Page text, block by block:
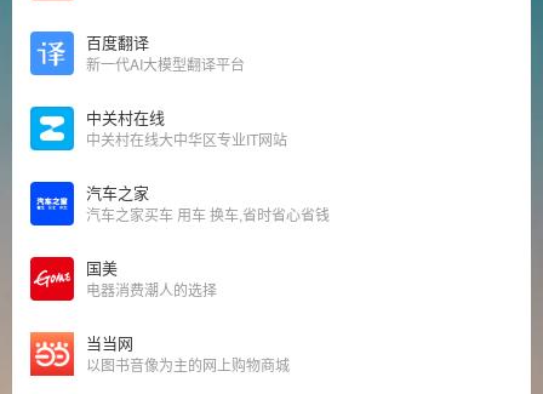
百度翻译
新一代AI大模型翻译平台
中关村在线
中关村在线大中华区专业IT网站
汽车之家
汽车之家买车 用车 换车,省时省心省钱
国美
电器消费潮人的选择
当当网
以图书音像为主的网上购物商城